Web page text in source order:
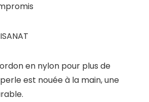
en nylon pour plus de
est nouée à la main, une